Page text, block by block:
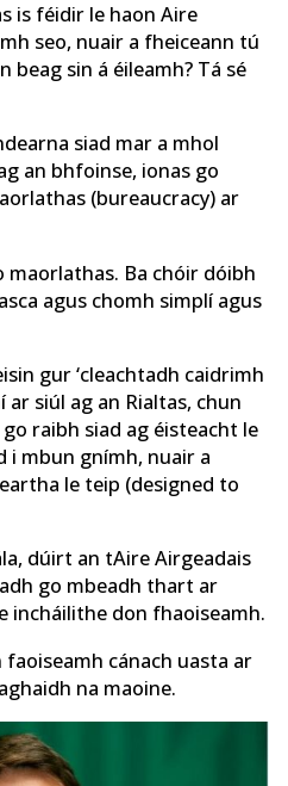
is féidir le haon Aire
seo, nuair a fheiceann tú
sin á éileamh? Tá sé
siad mar a mhol
an bhfoinse, ionas go
(bureaucracy) ar
maorlathas. Ba chóir dóibh
agus chomh simplí agus
gur ‘cleachtadh caidrimh
ar siúl ag an Rialtas, chun
raibh siad ag éisteacht le
i mbun gnímh, nuair a
le teip (designed to
dúirt an tAire Airgeadais
go mbeadh thart ar
incháilithe don fhaoiseamh.
cánach uasta ar
na maoine.